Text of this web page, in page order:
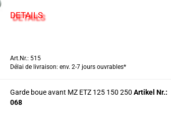
DETAILS
Art.Nr.: 515
Délai de livraison: env. 2-7 jours ouvrables*
Garde boue avant MZ ETZ 125 150 250 Artikel Nr.:
068